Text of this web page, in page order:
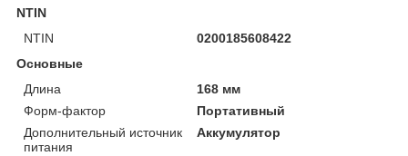
NTIN
NTIN
0200185608422
Основные
Длина
168 мм
Форм-фактор
Портативный
Дополнительный источник
питания
Аккумулятор